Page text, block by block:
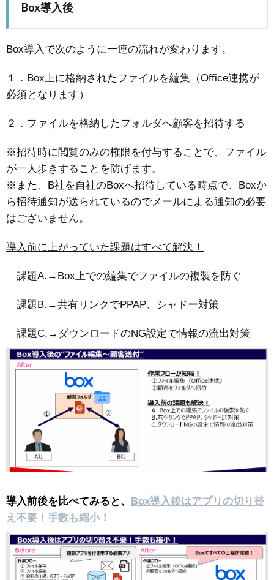
Box導入後
Box導入で次のように一連の流れが変わります。
１．Box上に格納されたファイルを編集（Office連携が
必須となります）
２．ファイルを格納したフォルダへ顧客を招待する
※招待時に閲覧のみの権限を付与することで、ファイル
が一人歩きすることを防げます。
※また、B社を自社のBoxへ招待している時点で、Boxか
ら招待通知が送られているのでメールによる通知の必要
はございません。
導入前に上がっていた課題はすべて解決！
課題A.→Box上での編集でファイルの複製を防ぐ
課題B.→共有リンクでPPAP、シャドー対策
課題C.→ダウンロードのNG設定で情報の流出対策
導入前後を比べてみると、 Box導入後はアプリの切り替
え不要！手数も縮小！